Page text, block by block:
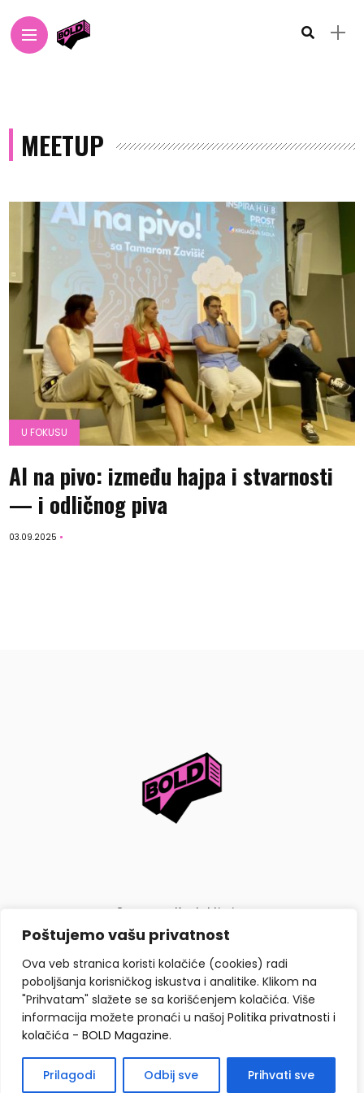
Poštujemo vašu privatnost
Ova veb stranica koristi kolačiće (cookies) radi
poboljšanja korisničkog iskustva i analitike. Klikom na
"Prihvatam" slažete se sa korišćenjem kolačića. Više
informacija možete pronaći u našoj Politika privatnosti i
kolačića - BOLD Magazine.
Prilagodi Odbij sve Prihvati sve
MEETUP
U FOKUSU
AI na pivo: između hajpa i stvarnosti
— i odličnog piva
03.09.2025
O nama Kontaktiraj nas
Politika privatnosti i kolačića
Copyright © BOLD Magazine 2026. Sva prava zadržana.